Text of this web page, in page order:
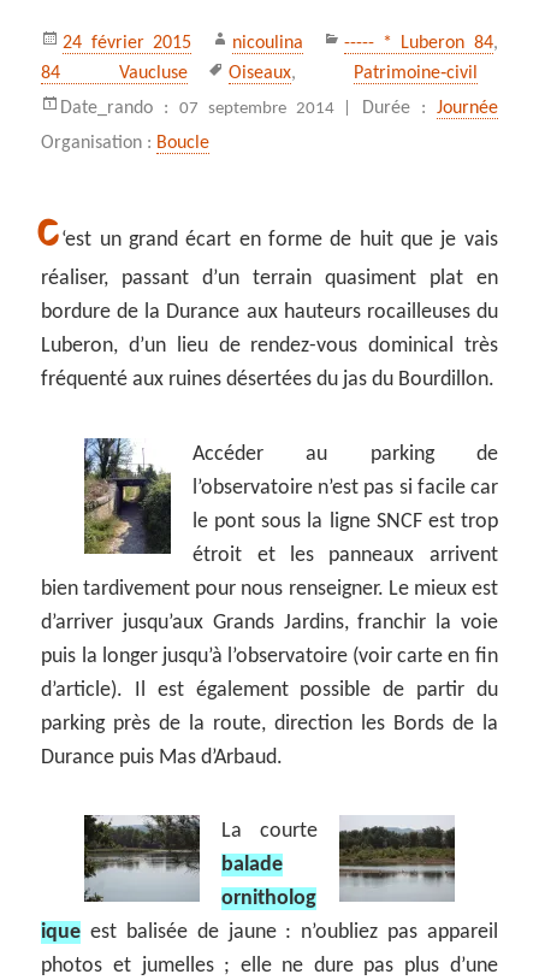
Publié
le
24 février 2015 Auteur
nicoulina Catégories
----- * Luberon 84,
84 Vaucluse
Mots-
clés
Oiseaux,
Patrimoine‑civil
Date_rando : 07 septembre 2014 | Durée : Journée
Organisation : Boucle
C‘est un grand écart en forme de huit que je vais
réaliser, passant d’un terrain quasiment plat en
bordure de la Durance aux hauteurs rocailleuses du
Luberon, d’un lieu de rendez-vous dominical très
fréquenté aux ruines désertées du jas du Bourdillon.
Accéder au parking de
l’observatoire n’est pas si facile car
le pont sous la ligne SNCF est trop
étroit et les panneaux arrivent
bien tardivement pour nous renseigner. Le mieux est
d’arriver jusqu’aux Grands Jardins, franchir la voie
puis la longer jusqu’à l’observatoire (voir carte en fin
d’article). Il est également possible de partir du
parking près de la route, direction les Bords de la
Durance puis Mas d’Arbaud.
La courte
balade
ornitholog
ique est balisée de jaune : n’oubliez pas appareil
photos et jumelles ; elle ne dure pas plus d’une